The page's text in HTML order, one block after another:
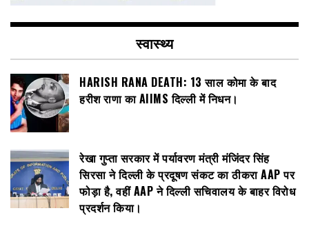
स्वास्थ्य
HARISH RANA DEATH: 13 साल कोमा के बाद
हरीश राणा का AIIMS दिल्ली में निधन।
रेखा गुप्ता सरकार में पर्यावरण मंत्री मंजिंदर सिंह
सिरसा ने दिल्ली के प्रदूषण संकट का ठीकरा AAP पर
फोड़ा है, वहीं AAP ने दिल्ली सचिवालय के बाहर विरोध
प्रदर्शन किया।